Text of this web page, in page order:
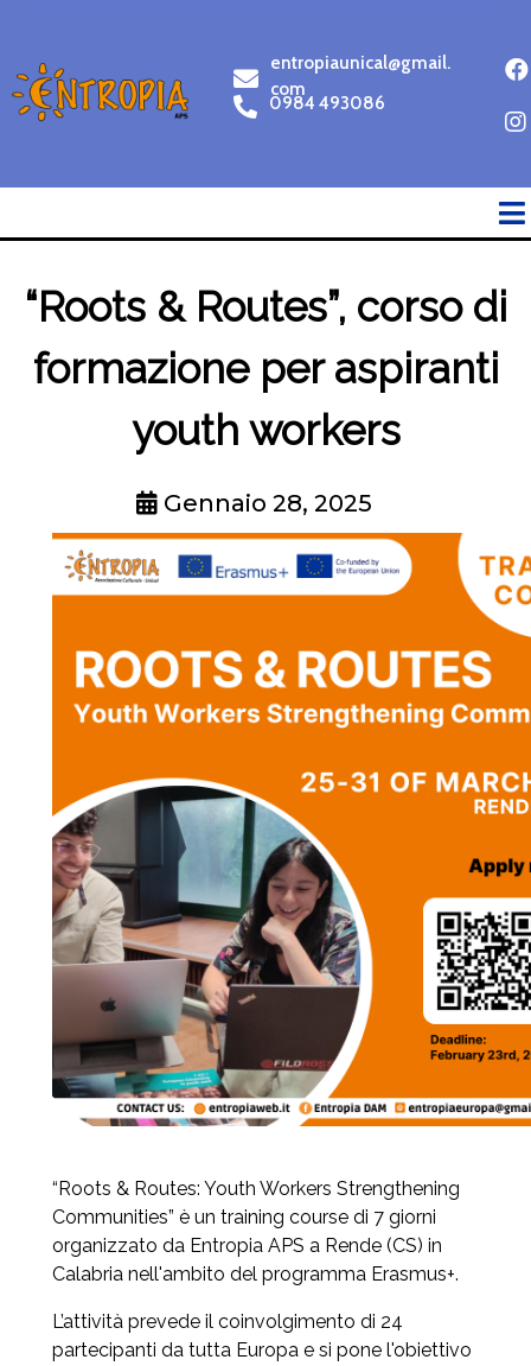
entropiaunical@gmail.
com
0984 493086
“Roots & Routes”, corso di
formazione per aspiranti
youth workers
Gennaio 28, 2025
“Roots & Routes: Youth Workers Strengthening
Communities” è un training course di 7 giorni
organizzato da Entropia APS a Rende (CS) in
Calabria nell'ambito del programma Erasmus+.
L’attività prevede il coinvolgimento di 24
partecipanti da tutta Europa e si pone l'obiettivo